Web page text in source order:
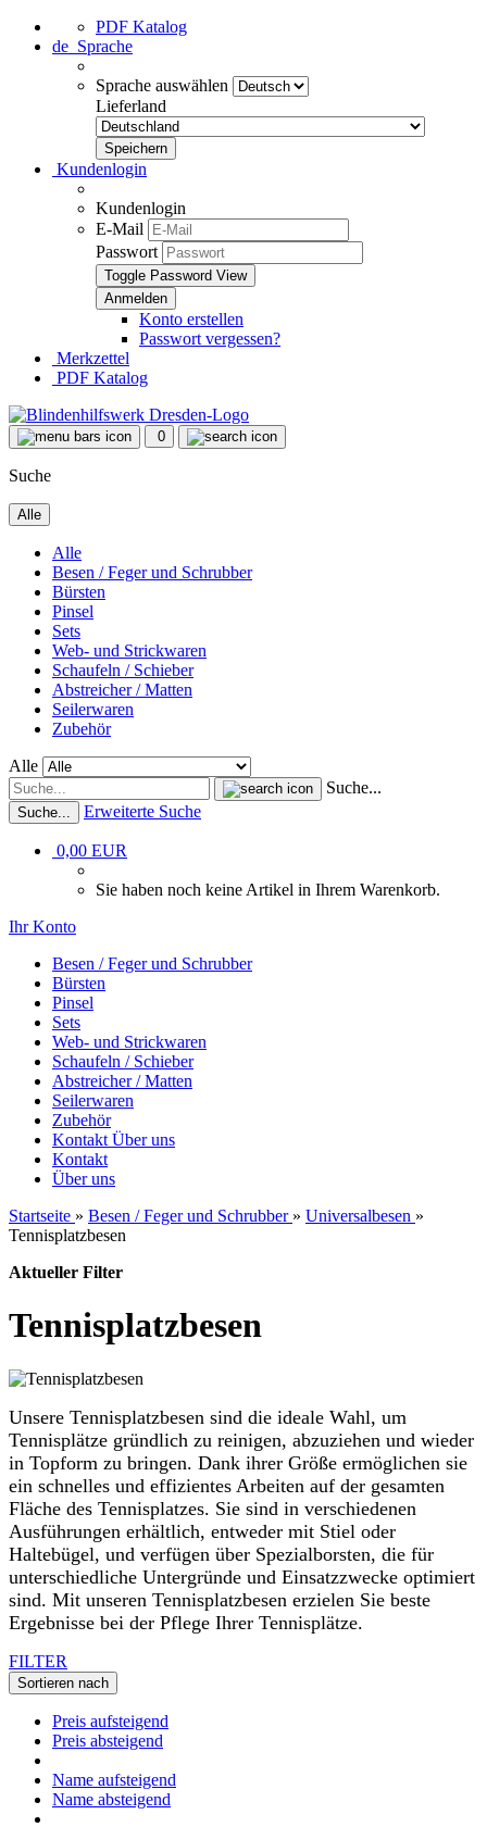
PDF Katalog
de Sprache
Sprache auswählen
Lieferland
Kundenlogin
Kundenlogin
E-Mail
Passwort
Toggle Password View
Konto erstellen
Passwort vergessen?
Merkzettel
PDF Katalog
0
Suche
Alle
Alle
Besen / Feger und Schrubber
Bürsten
Pinsel
Sets
Web- und Strickwaren
Schaufeln / Schieber
Abstreicher / Matten
Seilerwaren
Zubehör
Alle
Suche...
Suche... Erweiterte Suche
0,00 EUR
Sie haben noch keine Artikel in Ihrem Warenkorb.
Ihr Konto
Besen / Feger und Schrubber
Bürsten
Pinsel
Sets
Web- und Strickwaren
Schaufeln / Schieber
Abstreicher / Matten
Seilerwaren
Zubehör
Kontakt Über uns
Kontakt
Über uns
Startseite » Besen / Feger und Schrubber » Universalbesen »
Tennisplatzbesen
Aktueller Filter
Tennisplatzbesen
Unsere Tennisplatzbesen sind die ideale Wahl, um
Tennisplätze gründlich zu reinigen, abzuziehen und wieder
in Topform zu bringen. Dank ihrer Größe ermöglichen sie
ein schnelles und effizientes Arbeiten auf der gesamten
Fläche des Tennisplatzes. Sie sind in verschiedenen
Ausführungen erhältlich, entweder mit Stiel oder
Haltebügel, und verfügen über Spezialborsten, die für
unterschiedliche Untergründe und Einsatzzwecke optimiert
sind. Mit unseren Tennisplatzbesen erzielen Sie beste
Ergebnisse bei der Pflege Ihrer Tennisplätze.
FILTER
Sortieren nach
Preis aufsteigend
Preis absteigend
Name aufsteigend
Name absteigend